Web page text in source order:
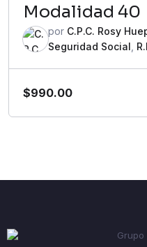
Modalidad 40
por C.P.C. Rosy
Seguridad Social
$990.00